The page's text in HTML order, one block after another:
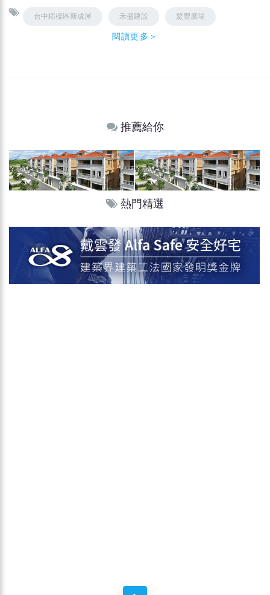
台中梧棲區新成屋 禾盛建設 鰲豐廣場
閱讀更多＞
推薦給你
熱門精選